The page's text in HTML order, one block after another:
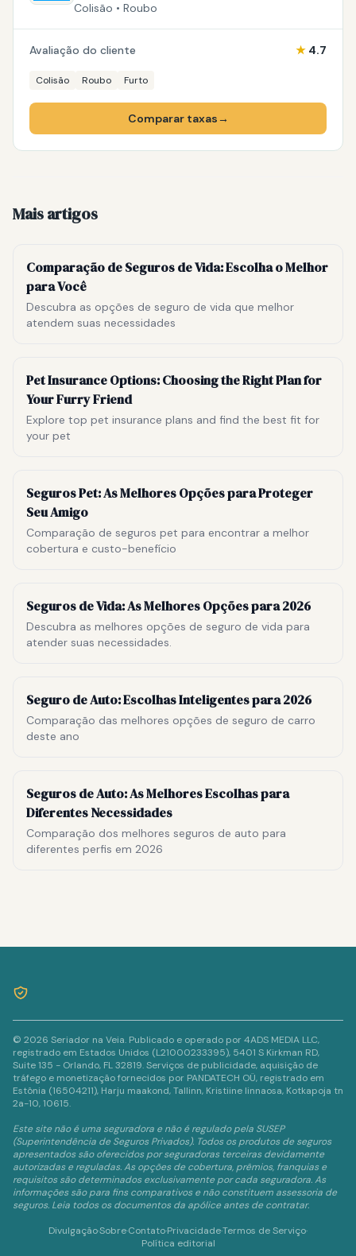
Colisão • Roubo
Avaliação do cliente ★ 4.7
Colisão Roubo Furto
Comparar taxas→
Mais artigos
Comparação de Seguros de Vida: Escolha o Melhor
para Você
Descubra as opções de seguro de vida que melhor
atendem suas necessidades
Pet Insurance Options: Choosing the Right Plan for
Your Furry Friend
Explore top pet insurance plans and find the best fit for
your pet
Seguros Pet: As Melhores Opções para Proteger
Seu Amigo
Comparação de seguros pet para encontrar a melhor
cobertura e custo-benefício
Seguros de Vida: As Melhores Opções para 2026
Descubra as melhores opções de seguro de vida para
atender suas necessidades.
Seguro de Auto: Escolhas Inteligentes para 2026
Comparação das melhores opções de seguro de carro
deste ano
Seguros de Auto: As Melhores Escolhas para
Diferentes Necessidades
Comparação dos melhores seguros de auto para
diferentes perfis em 2026
© 2026 Seriador na Veia. Publicado e operado por 4ADS MEDIA LLC,
registrado em Estados Unidos (L21000233395), 5401 S Kirkman RD,
Suite 135 - Orlando, FL 32819. Serviços de publicidade, aquisição de
tráfego e monetização fornecidos por PANDATECH OÜ, registrado em
Estônia (16504211), Harju maakond, Tallinn, Kristiine linnaosa, Kotkapoja tn
2a-10, 10615.
Este site não é uma seguradora e não é regulado pela SUSEP
(Superintendência de Seguros Privados). Todos os produtos de seguros
apresentados são oferecidos por seguradoras terceiras devidamente
autorizadas e reguladas. As opções de cobertura, prêmios, franquias e
requisitos são determinados exclusivamente por cada seguradora. As
informações são para fins comparativos e não constituem assessoria de
seguros. Leia todos os documentos da apólice antes de contratar.
Divulgação·Sobre·Contato·Privacidade·Termos de Serviço·
Política editorial